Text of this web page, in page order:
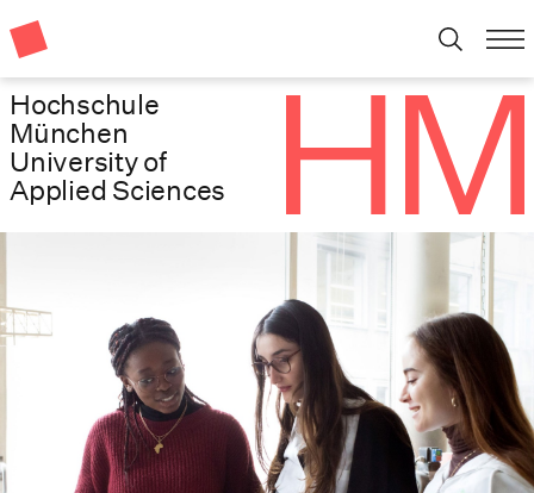
Hochschule
München
University of
Applied Sciences